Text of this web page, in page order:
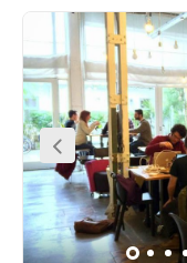
with art, stylish
style common
Communal
convenience.
available to take
the office. This
both car and public
underground
away. Buses pass
Estacionamiento
outside of the office.